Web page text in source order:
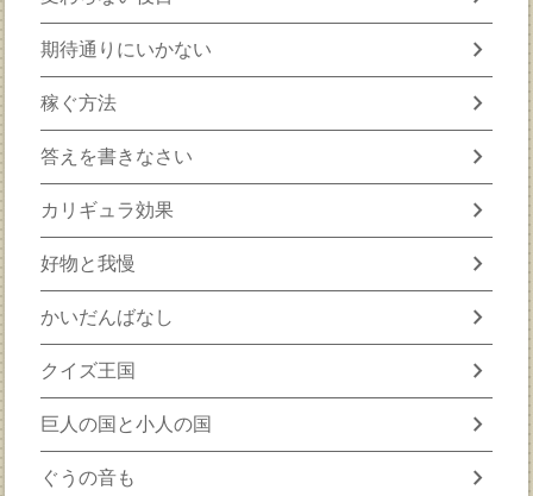
期待通りにいかない chevron_right
稼ぐ方法 chevron_right
答えを書きなさい chevron_right
カリギュラ効果 chevron_right
好物と我慢 chevron_right
かいだんばなし chevron_right
クイズ王国 chevron_right
巨人の国と小人の国 chevron_right
ぐうの音も chevron_right